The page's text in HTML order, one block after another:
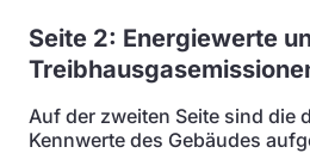
Seite 2: Energiewerte
Auf der zweiten Seite sind die
Kennwerte des Gebäudes